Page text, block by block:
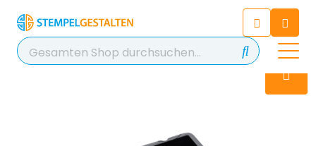
Chatten Sie 24/7 mit unserem
hilfreichen Chatbot
Kontakt
+49 2038 0480 403